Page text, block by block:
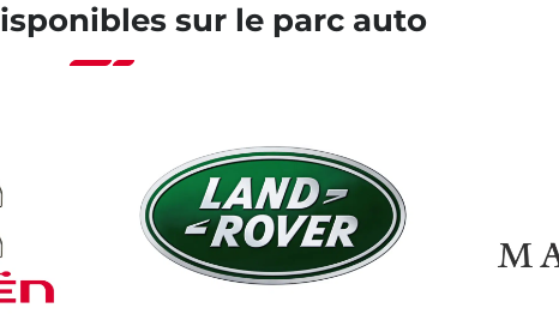
sur le parc auto